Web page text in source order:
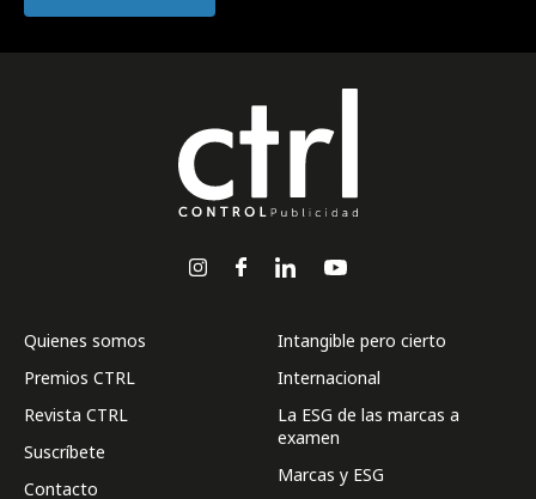
Quienes somos
Premios CTRL
Revista CTRL
Suscríbete
Contacto
Intangible pero cierto
Internacional
La ESG de las marcas a
examen
Marcas y ESG